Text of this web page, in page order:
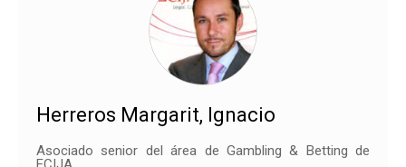
Herreros Margarit, Ignacio
Asociado senior del área de Gambling & Betting de